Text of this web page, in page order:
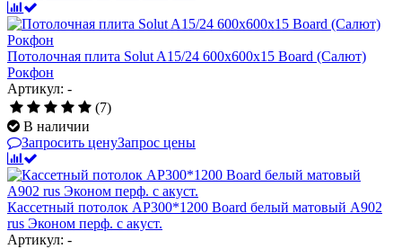
Потолочная плита Solut A15/24 600х600х15 Board (Салют)
Рокфон
Артикул: -
(7)
В наличии
Запросить ценуЗапрос цены
Кассетный потолок AP300*1200 Board белый матовый А902
rus Эконом перф. с акуст.
Артикул: -